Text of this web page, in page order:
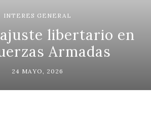
INTERES GENERAL
libertario en
Armadas
24 MAYO, 2026